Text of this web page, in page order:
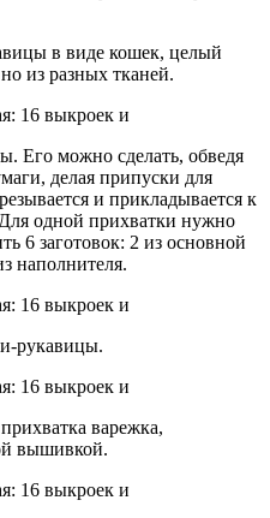
в виде кошек, целый
из разных тканей.
Его можно сделать, обведя
делая припуски для
и прикладывается к
одной прихватки нужно
6 заготовок: 2 из основной
наполнителя.
рукавицы.
варежка,
вышивкой.